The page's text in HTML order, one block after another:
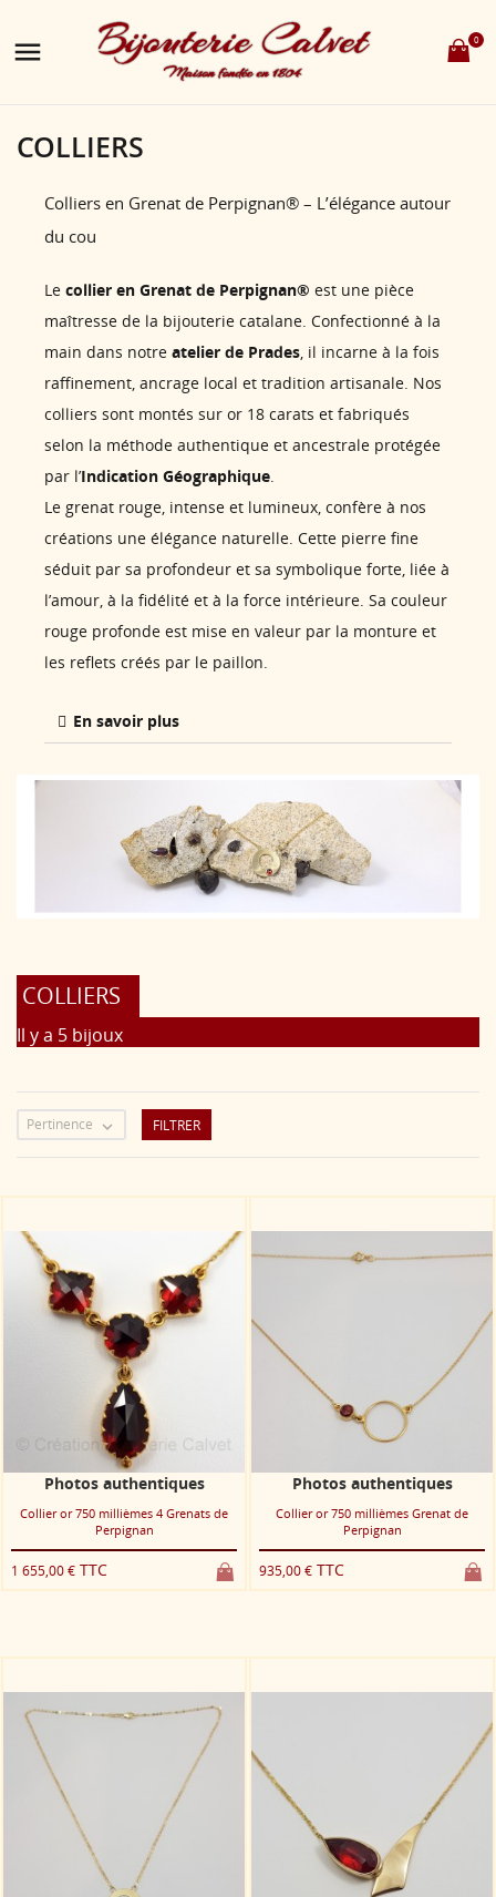
 0
COLLIERS
Colliers en Grenat de Perpignan® – L’élégance autour
du cou
Le collier en Grenat de Perpignan® est une pièce
maîtresse de la bijouterie catalane. Confectionné à la
main dans notre atelier de Prades, il incarne à la fois
raffinement, ancrage local et tradition artisanale. Nos
colliers sont montés sur or 18 carats et fabriqués
selon la méthode authentique et ancestrale protégée
par l’Indication Géographique.
Le grenat rouge, intense et lumineux, confère à nos
créations une élégance naturelle. Cette pierre fine
séduit par sa profondeur et sa symbolique forte, liée à
l’amour, à la fidélité et à la force intérieure. Sa couleur
rouge profonde est mise en valeur par la monture et
les reflets créés par le paillon.
En savoir plus
COLLIERS
Il y a 5 bijoux
Pertinence  FILTRER
Photos authentiques
Collier or 750 millièmes 4 Grenats de
Perpignan
1 655,00 € TTC
Photos authentiques
Collier or 750 millièmes Grenat de
Perpignan
935,00 € TTC